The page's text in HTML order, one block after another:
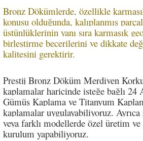
Bronz Dökümlerde, özellikle
konusu olduğunda, kalıplanmış
üstünlüklerinin yanı sıra karmaşık
birleştirme becerilerini ve dikkate
kalitesini gerektirir.
Prestij Bronz Döküm Merdiven
kaplamalar haricinde isteğe bağlı 24
Gümüş Kaplama ve Titanyum
kaplamalar uygulayabiliyoruz.
veya farklı modellerde özel üretim ve
kurulum yapabiliyoruz.